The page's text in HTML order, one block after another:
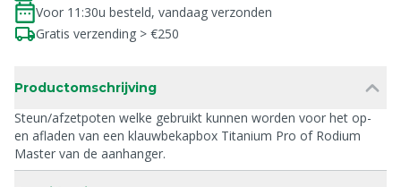
Voor 11:30u besteld, vandaag verzonden
Gratis verzending > €250
Productomschrijving
Steun/afzetpoten welke gebruikt kunnen worden voor het op-
en afladen van een klauwbekapbox Titanium Pro of Rodium
Master van de aanhanger.